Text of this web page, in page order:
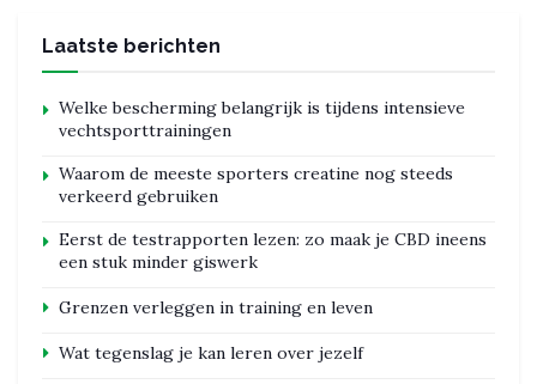
Laatste berichten
Welke bescherming belangrijk is tijdens intensieve
vechtsporttrainingen
Waarom de meeste sporters creatine nog steeds
verkeerd gebruiken
Eerst de testrapporten lezen: zo maak je CBD ineens
een stuk minder giswerk
Grenzen verleggen in training en leven
Wat tegenslag je kan leren over jezelf